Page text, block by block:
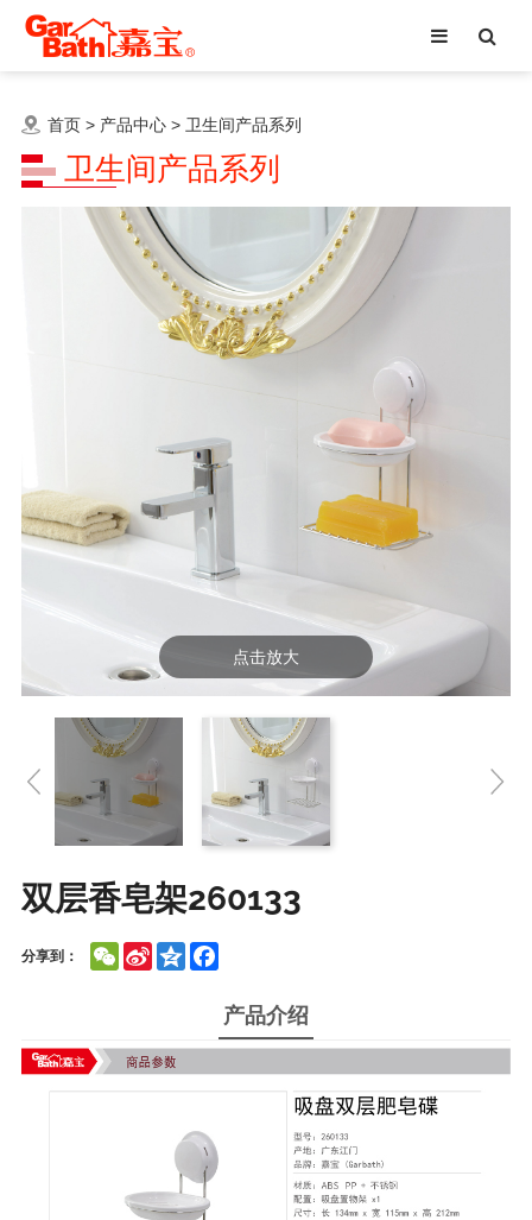
首页> 产品中心> 卫生间产品系列
卫生间产品系列
点击放大
双层香皂架260133
分享到： WeChatSina
Weibo
Qzone
产品介绍